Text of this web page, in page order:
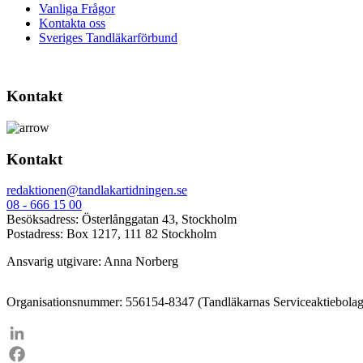
Vanliga Frågor
Kontakta oss
Sveriges Tandläkarförbund
Kontakt
Kontakt
redaktionen@tandlakartidningen.se
08 - 666 15 00
Besöksadress: Österlånggatan 43, Stockholm
Postadress: Box 1217, 111 82 Stockholm
Ansvarig utgivare: Anna Norberg
Organisationsnummer: 556154-8347 (Tandläkarnas
LinkedIn